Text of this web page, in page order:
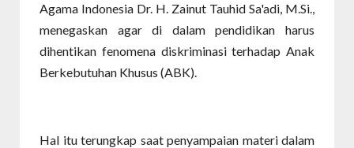
Agama Indonesia Dr. H. Zainut Tauhid Sa'adi, M.Si.,
menegaskan agar di dalam pendidikan harus
dihentikan fenomena diskriminasi terhadap Anak
Berkebutuhan Khusus (ABK).
Hal itu terungkap saat penyampaian materi dalam